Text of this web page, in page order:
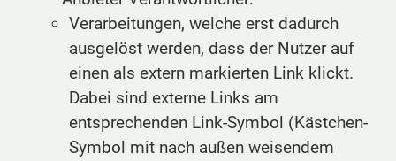
Verarbeitungen, welche erst dadurch
ausgelöst werden, dass der Nutzer auf
einen als extern markierten Link klickt.
Dabei sind externe Links am
entsprechenden Link-Symbol (Kästchen-
Symbol mit nach außen weisendem